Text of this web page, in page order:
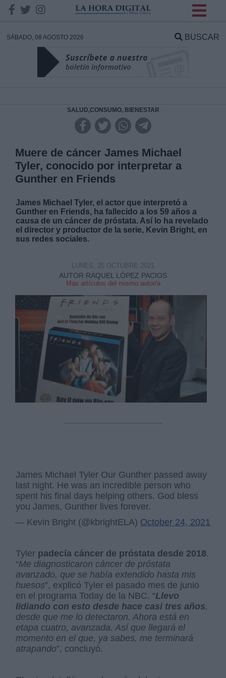
SÁBADO, 08 AGOSTO 2026 BUSCAR
SALUD,CONSUMO, BIENESTAR
Muere de cáncer James Michael
Tyler, conocido por interpretar a
Gunther en Friends
James Michael Tyler, el actor que interpretó a
Gunther en Friends, ha fallecido a los 59 años a
causa de un cáncer de próstata. Así lo ha revelado
el director y productor de la serie, Kevin Bright, en
sus redes sociales.
AUTOR RAQUEL LÓPEZ PACIOS
Mas artículos del mismo autor/a
LUNES, 25 OCTUBRE 2021
James Michael Tyler Our Gunther passed away
last night. He was an incredible person who
spent his final days helping others. God bless
you James, Gunther lives forever.
— Kevin Bright (@kbrightELA) October 24, 2021
Tyler padecía cáncer de próstata desde 2018.
“Me diagnosticaron cáncer de próstata
avanzado, que se había extendido hasta mis
huesos”, explicó Tyler el pasado mes de junio
en el programa Today de la NBC. “Llevo
lidiando con esto desde hace casi tres años,
desde que me lo detectaron. Ahora está en
etapa cuatro, avanzada. Así que llegará el
momento en el que, ya sabes, me terminará
atrapando”, concluyó.
DATOS
Responsable:
Legitimación:
Destinatarios:
link
Información adicional
link